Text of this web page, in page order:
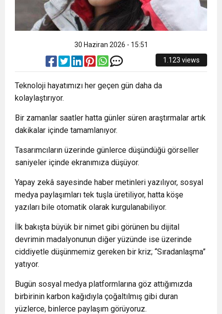
30 Haziran 2026 - 15:51
1.123 views
Teknoloji hayatımızı her geçen gün daha da
kolaylaştırıyor.
Bir zamanlar saatler hatta günler süren araştırmalar artık
dakikalar içinde tamamlanıyor.
Tasarımcıların üzerinde günlerce düşündüğü görseller
saniyeler içinde ekranımıza düşüyor.
Yapay zekâ sayesinde haber metinleri yazılıyor, sosyal
medya paylaşımları tek tuşla üretiliyor, hatta köşe
yazıları bile otomatik olarak kurgulanabiliyor.
İlk bakışta büyük bir nimet gibi görünen bu dijital
devrimin madalyonunun diğer yüzünde ise üzerinde
ciddiyetle düşünmemiz gereken bir kriz; “Sıradanlaşma”
yatıyor.
Bugün sosyal medya platformlarına göz attığımızda
birbirinin karbon kağıdıyla çoğaltılmış gibi duran
yüzlerce, binlerce paylaşım görüyoruz.